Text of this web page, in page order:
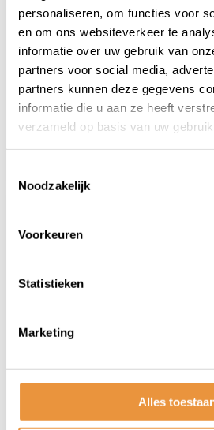
personaliseren, om functies voor
en om ons websiteverkeer te
informatie over uw gebruik van
partners voor social media,
partners kunnen deze gegevens
informatie die u aan ze heeft
verzameld op basis van uw
Noodzakelijk
Voorkeuren
Statistieken
Marketing
Alles
Scooter/motorslot
ART-4 170cm
Niet op voorraad
44,95
ART-4 170cm
MBT4215